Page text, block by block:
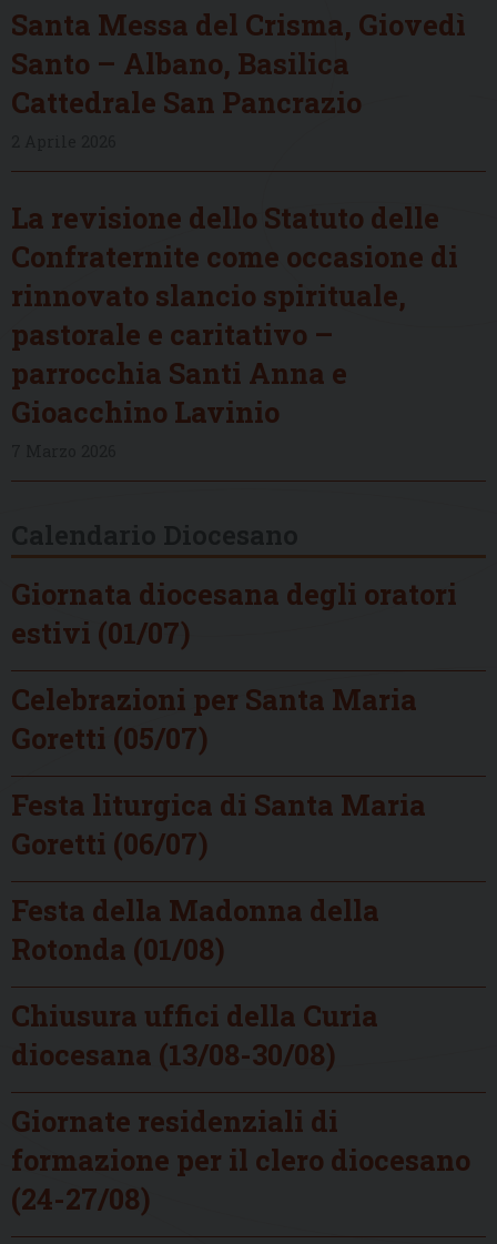
Santa Messa del Crisma, Giovedì
Santo – Albano, Basilica
Cattedrale San Pancrazio
La revisione dello Statuto delle
Confraternite come occasione di
rinnovato slancio spirituale,
pastorale e caritativo –
parrocchia Santi Anna e
Gioacchino Lavinio
Giornata diocesana degli oratori
estivi (01/07)
Celebrazioni per Santa Maria
Goretti (05/07)
Festa liturgica di Santa Maria
Goretti (06/07)
Festa della Madonna della
Rotonda (01/08)
Chiusura uffici della Curia
diocesana (13/08-30/08)
Giornate residenziali di
formazione per il clero diocesano
(24-27/08)